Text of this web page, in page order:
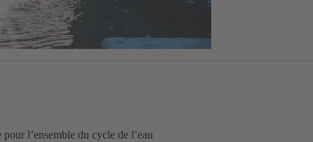
l’ensemble du cycle de l’eau